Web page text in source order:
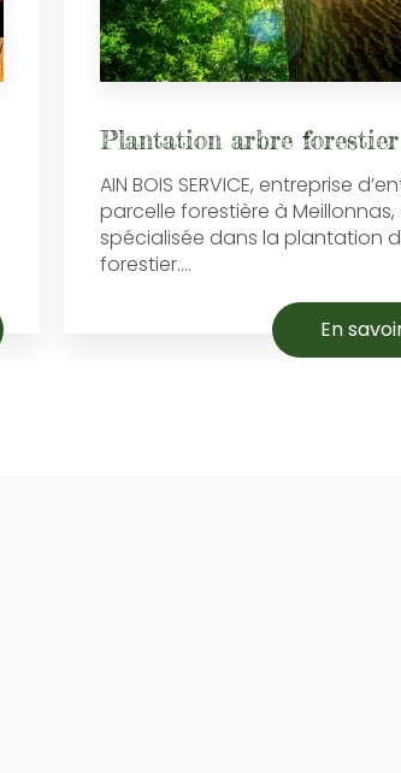
Plantation arbre forestier
AIN BOIS SERVICE, entreprise
parcelle forestière à Meillonnas,
spécialisée dans la plantation
forestier....
En